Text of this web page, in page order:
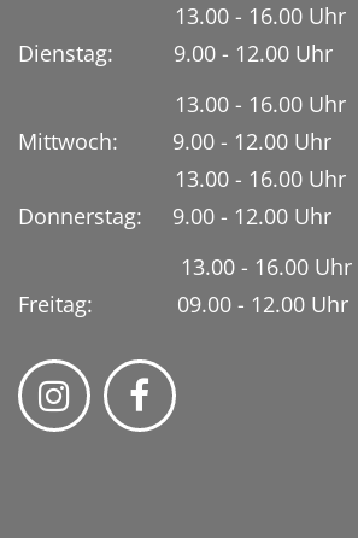
13.00 - 16.00 Uhr
Dienstag:
9.00 - 12.00 Uhr
13.00 - 16.00 Uhr
Mittwoch: 9.00 - 12.00 Uhr
13.00 - 16.00 Uhr
Donnerstag: 9.00 - 12.00 Uhr
13.00 - 16.00 Uhr
Freitag: 09.00 - 12.00 Uhr